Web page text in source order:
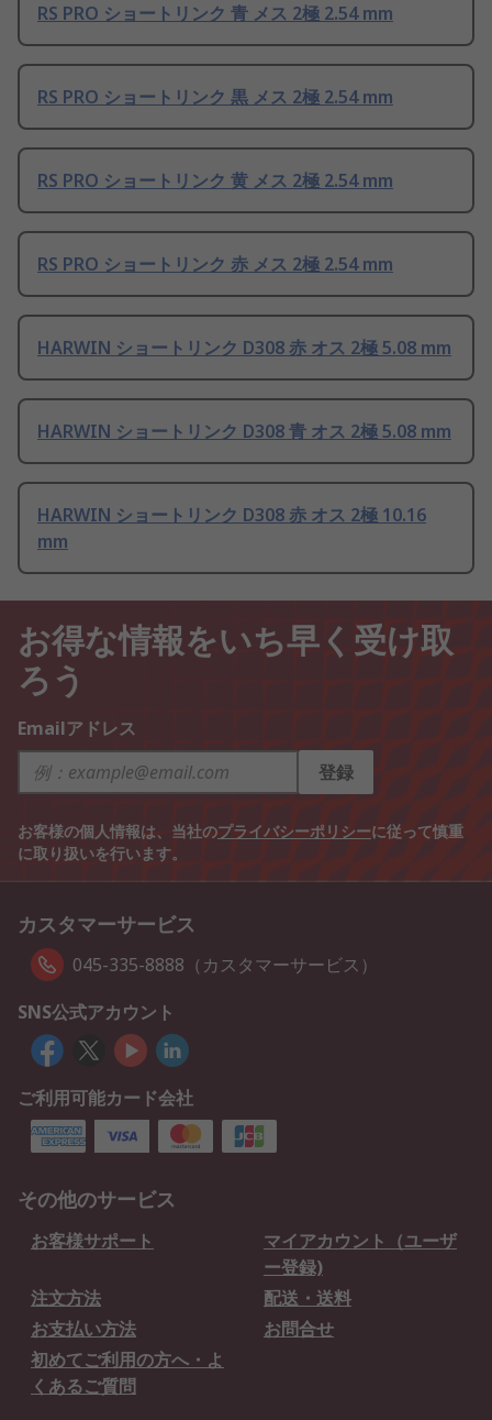
RS PRO ショートリンク 青 メス 2極 2.54 mm
RS PRO ショートリンク 黒 メス 2極 2.54 mm
RS PRO ショートリンク 黄 メス 2極 2.54 mm
RS PRO ショートリンク 赤 メス 2極 2.54 mm
HARWIN ショートリンク D308 赤 オス 2極 5.08 mm
HARWIN ショートリンク D308 青 オス 2極 5.08 mm
HARWIN ショートリンク D308 赤 オス 2極 10.16
mm
お得な情報をいち早く受け取
ろう
Emailアドレス
登録
お客様の個人情報は、当社のプライバシーポリシーに従って慎重
に取り扱いを行います。
カスタマーサービス
045-335-8888（カスタマーサービス）
SNS公式アカウント
ご利用可能カード会社
その他のサービス
お客様サポート
マイアカウント（ユーザ
ー登録)
注文方法
配送・送料
お支払い方法
お問合せ
初めてご利用の方へ・よ
くあるご質問